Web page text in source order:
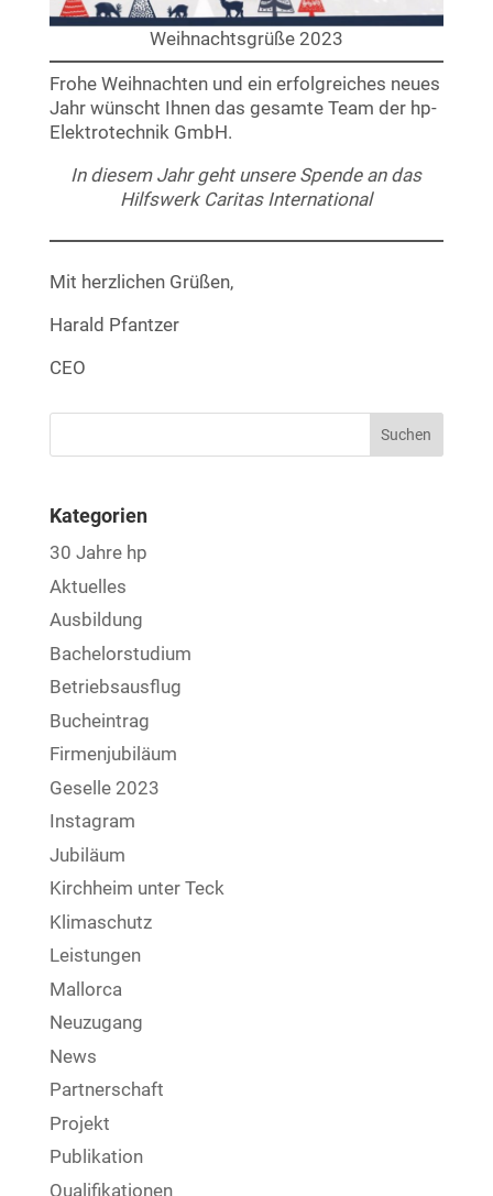
Weihnachtsgrüße 2023
Frohe Weihnachten und ein erfolgreiches neues
Jahr wünscht Ihnen das gesamte Team der hp-
Elektrotechnik GmbH.
In diesem Jahr geht unsere Spende an das
Hilfswerk Caritas International
Mit herzlichen Grüßen,
Harald Pfantzer
CEO
Kategorien
30 Jahre hp
Aktuelles
Ausbildung
Bachelorstudium
Betriebsausflug
Bucheintrag
Firmenjubiläum
Geselle 2023
Instagram
Jubiläum
Kirchheim unter Teck
Klimaschutz
Leistungen
Mallorca
Neuzugang
News
Partnerschaft
Projekt
Publikation
Qualifikationen